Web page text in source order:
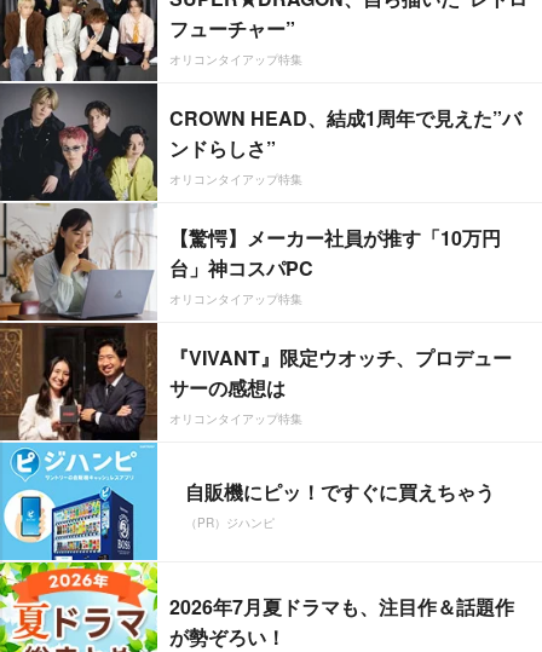
フューチャー”
オリコンタイアップ特集
CROWN HEAD、結成1周年で見えた”バ
ンドらしさ”
オリコンタイアップ特集
【驚愕】メーカー社員が推す「10万円
台」神コスパPC
オリコンタイアップ特集
『VIVANT』限定ウオッチ、プロデュー
サーの感想は
オリコンタイアップ特集
自販機にピッ！ですぐに買えちゃう
（PR）ジハンピ
2026年7月夏ドラマも、注目作＆話題作
が勢ぞろい！